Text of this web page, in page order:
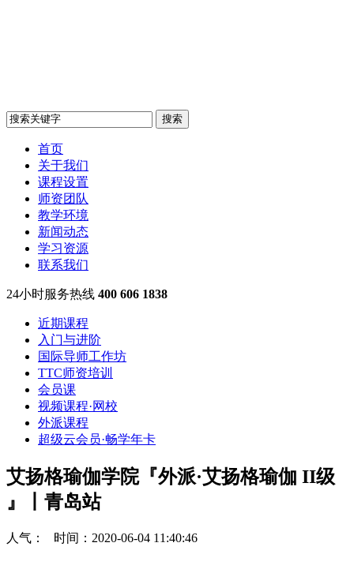
首页
关于我们
课程设置
师资团队
教学环境
新闻动态
学习资源
联系我们
24小时服务热线 400 606 1838
近期课程
入门与进阶
国际导师工作坊
TTC师资培训
会员课
视频课程·网校
外派课程
超级云会员·畅学年卡
艾扬格瑜伽学院『外派·艾扬格瑜伽 II级
』丨青岛站
人气： 时间：2020-06-04 11:40:46